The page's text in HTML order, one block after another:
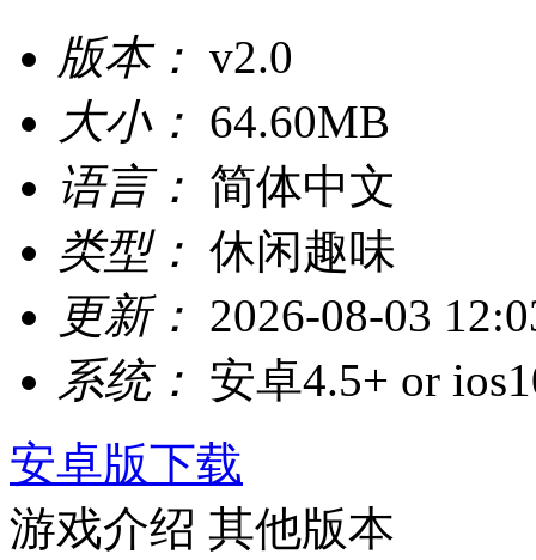
版本： v2.0
大小： 64.60MB
语言： 简体中文
类型： 休闲趣味
更新： 2026-08-03
系统： 安卓4.5+ or
安卓版下载
游戏介绍 其他版本